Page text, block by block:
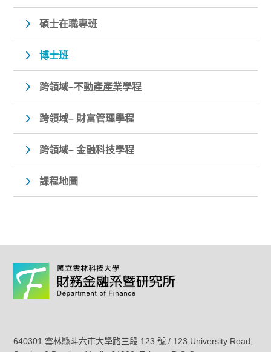
碩士在職專班
博士班
跨領域–不動產產業學程
跨領域– 財富管理學程
跨領域– 金融科技學程
課程地圖
640301 雲林縣斗六市大學路三段 123 號 / 123 University Road,